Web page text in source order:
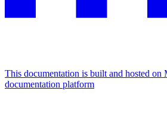
This documentation is built and hosted on
documentation platform